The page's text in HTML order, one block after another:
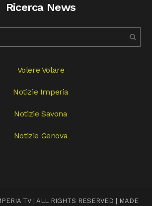
Ricerca News
Volere Volare
Notizie Imperia
Notizie Savona
Notizie Genova
TV | ALL RIGHTS RESERVED | MADE